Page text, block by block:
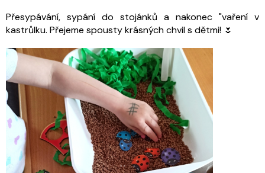
Přesypávání, sypání do stojánků a nakonec "vaření v
kastrůlku. Přejeme spousty krásných chvil s dětmi! 🌷